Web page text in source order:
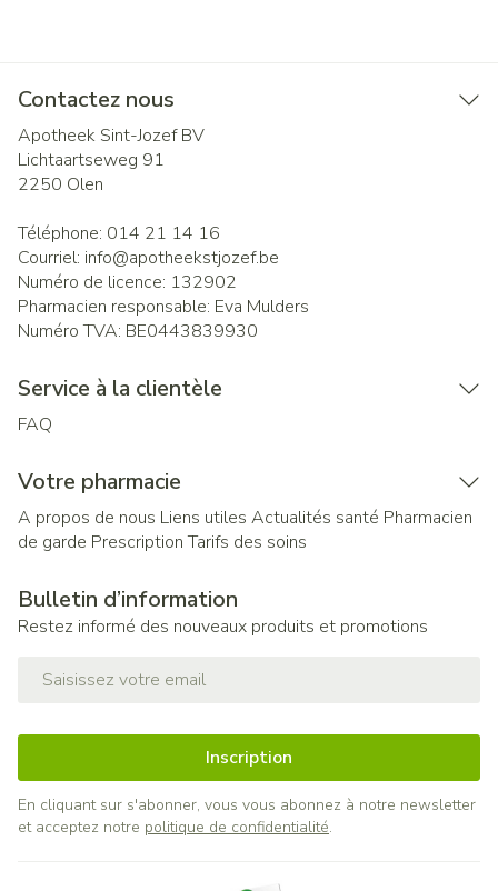
Contactez nous
Apotheek Sint-Jozef BV
Lichtaartseweg 91
2250 Olen
Téléphone: 014 21 14 16
Courriel: info@apotheekstjozef.be
Numéro de licence: 132902
Pharmacien responsable: Eva Mulders
Numéro TVA: BE0443839930
Service à la clientèle
FAQ
Votre pharmacie
A propos de nous Liens utiles Actualités santé Pharmacien
de garde Prescription Tarifs des soins
Bulletin d’information
Restez informé des nouveaux produits et promotions
Inscription
En cliquant sur s'abonner, vous vous abonnez à notre newsletter
et acceptez notre politique de confidentialité.